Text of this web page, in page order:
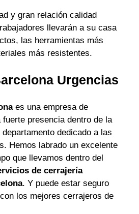
y gran relación calidad
llevarán a su casa
las herramientas más
más resistentes.
Urgencias
es una empresa de
presencia dentro de la
dedicado a las
Hemos labrado un excelente
que llevamos dentro del
de cerrajería
. Y puede estar seguro
los mejores cerrajeros de